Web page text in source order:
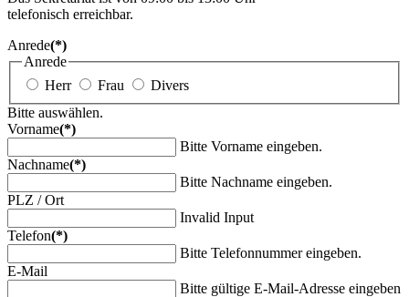
telefonisch erreichbar.
Anrede(*)
Anrede
Herr
Frau
Divers
Bitte auswählen.
Vorname(*)
Bitte Vorname eingeben.
Nachname(*)
Bitte Nachname eingeben.
PLZ / Ort
Invalid Input
Telefon(*)
Bitte Telefonnummer eingeben.
E-Mail
Bitte gültige E-Mail-Adresse eingeben